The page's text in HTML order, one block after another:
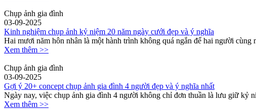
Chụp ảnh gia đình
03-09-2025
Kinh nghiệm chụp ảnh kỷ niệm 20 năm ngày cưới đẹp và ý nghĩa
Hai mươi năm hôn nhân là một hành trình không quá ngắn để hai người cùng
Xem thêm >>
Chụp ảnh gia đình
03-09-2025
Gợi ý 20+ concept chụp ảnh gia đình 4 người đẹp và ý nghĩa nhất
Ngày nay, việc chụp ảnh gia đình 4 người không chỉ đơn thuần là lưu giữ kỷ
Xem thêm >>